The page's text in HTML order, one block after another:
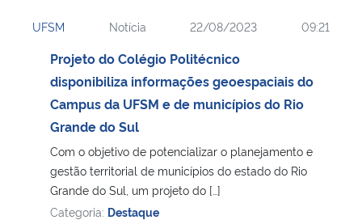
UFSM Notícia 22/08/2023 09:21
Projeto do Colégio Politécnico
disponibiliza informações geoespaciais do
Campus da UFSM e de municípios do Rio
Grande do Sul
Com o objetivo de potencializar o planejamento e
gestão territorial de municípios do estado do Rio
Grande do Sul, um projeto do […]
Categoria: Destaque